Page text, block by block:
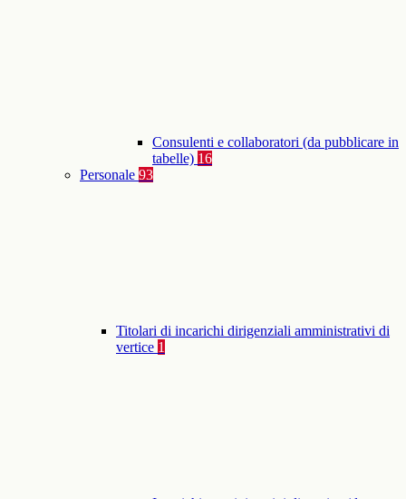
Consulenti e collaboratori (da pubblicare in
tabelle) 16
Personale 93
Titolari di incarichi dirigenziali amministrativi di
vertice 1